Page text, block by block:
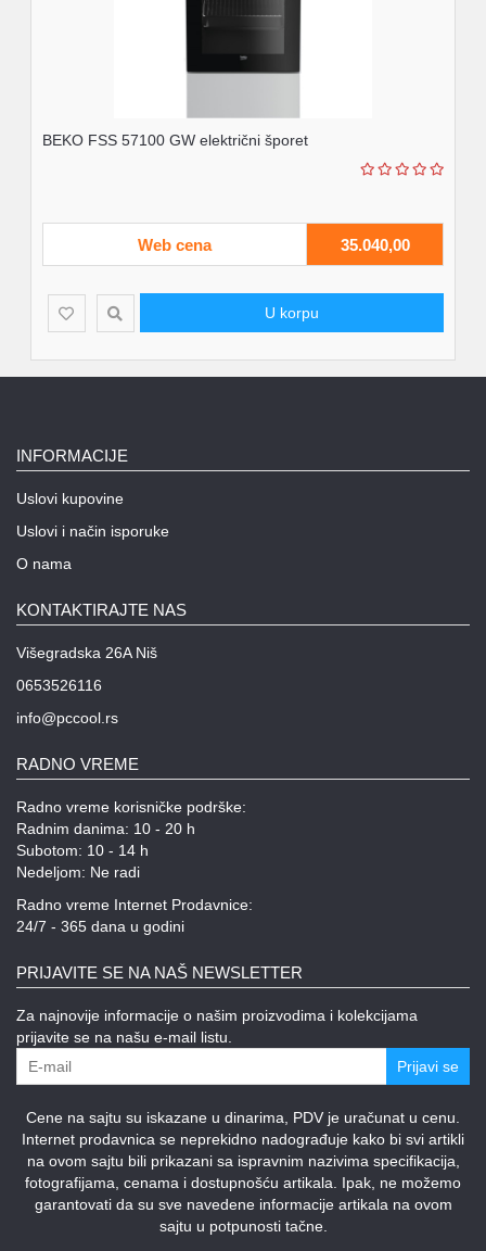
BEKO FSS 57100 GW električni šporet
Web cena 35.040,00
U korpu
INFORMACIJE
Uslovi kupovine
Uslovi i način isporuke
O nama
KONTAKTIRAJTE NAS
Višegradska 26A Niš
0653526116
info@pccool.rs
RADNO VREME
Radno vreme korisničke podrške:
Radnim danima: 10 - 20 h
Subotom: 10 - 14 h
Nedeljom: Ne radi
Radno vreme Internet Prodavnice:
24/7 - 365 dana u godini
PRIJAVITE SE NA NAŠ NEWSLETTER
Za najnovije informacije o našim proizvodima i kolekcijama
prijavite se na našu e-mail listu.
Prijavi se
Cene na sajtu su iskazane u dinarima, PDV je uračunat u cenu.
Internet prodavnica se neprekidno nadograđuje kako bi svi artikli
na ovom sajtu bili prikazani sa ispravnim nazivima specifikacija,
fotografijama, cenama i dostupnošću artikala. Ipak, ne možemo
garantovati da su sve navedene informacije artikala na ovom
sajtu u potpunosti tačne.